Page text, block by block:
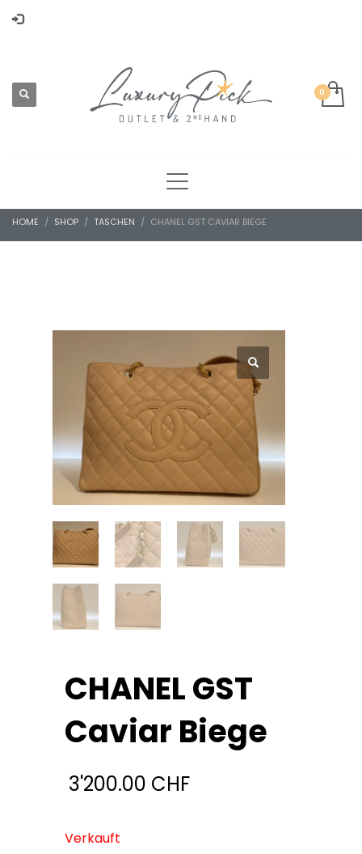
HOME SHOP TASCHEN CHANEL GST CAVIAR BIEGE
CHANEL GST
Caviar Biege
3'200.00 CHF
Verkauft